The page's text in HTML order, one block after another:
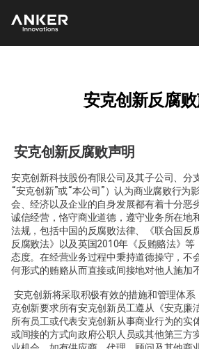
安克创新反腐败
安克创新反腐败声明
安克创新科技股份有限公司及其子公司、分
“安克创新”或“本公司”）认为商业腐败行为
会、经济以及企业的自身发展都有着十分恶
诚信经营，恪守商业道德，遵守业务所在地
法规，包括中国的反腐败法律、《联合国反
反腐败法》以及英国2010年《反贿赂法》等
态度。在经营业务过程中秉持道德操守，不
何形式的贿赂从而直接或间接地对他人施加
安克创新将采取积极有效的措施和管理体
克创新要求所有安克创新员工遵从《安克廉
所有员工或代表安克创新从事商业行为的实
或间接的方式向政府公职人员或其他第三方